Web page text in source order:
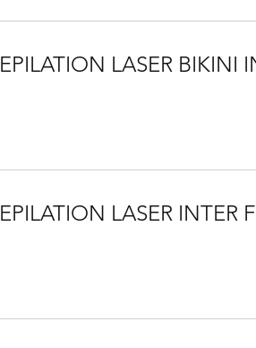
EPILATION LASER BIKINI
EPILATION LASER INTER